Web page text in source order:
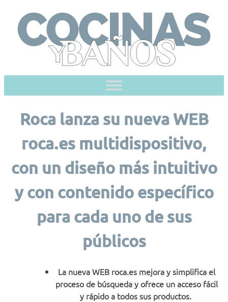
content
Roca lanza su nueva WEB
roca.es multidispositivo,
con un diseño más intuitivo
y con contenido específico
para cada uno de sus
públicos
La nuevaWEB roca.es mejora y simplifica el
proceso de búsqueda y ofrece un acceso fácil
y rápido a todos sus productos.